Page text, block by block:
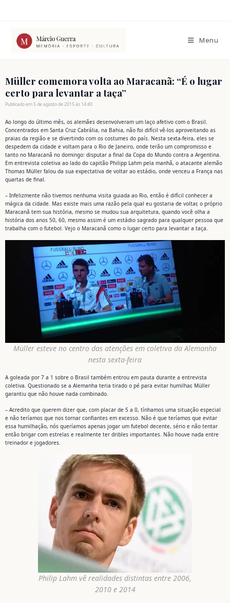
conteúdo
Menu
Müller comemora volta ao Maracanã: “É o lugar
certo para levantar a taça”
Publicado em 5 de agosto de 2015 às 14:40
Ao longo do último mês, os alemães desenvolveram um laço afetivo com o Brasil.
Concentrados em Santa Cruz Cabrália, na Bahia, não foi difícil vê-los aproveitando as
praias da região e se divertindo com os costumes do país. Nesta sexta-feira, eles se
despedem da cidade e voltam para o Rio de Janeiro, onde terão um compromisso e
tanto no Maracanã no domingo: disputar a final da Copa do Mundo contra a Argentina.
Em entrevista coletiva ao lado do capitão Philipp Lahm pela manhã, o atacante alemão
Thomas Müller falou da sua expectativa de voltar ao estádio, onde venceu a França nas
quartas de final.
– Infelizmente não tivemos nenhuma visita guiada ao Rio, então é difícil conhecer a
mágica da cidade. Mas existe mais uma razão pela qual eu gostaria de voltar, o próprio
Maracanã tem sua história, mesmo se mudou sua arquitetura, quando você olha a
história dos anos 50, 60, mesmo assim é um estádio sagrado para qualquer pessoa que
trabalha com o futebol. Vejo o Maracanã como o lugar certo para levantar a taça.
Müller esteve no centro das atenções em coletiva da Alemanha
nesta sexta-feira
A goleada por 7 a 1 sobre o Brasil também entrou em pauta durante a entrevista
coletiva. Questionado se a Alemanha teria tirado o pé para evitar humilhar, Müller
garantiu que não houve nada combinado.
– Acredito que querem dizer que, com placar de 5 a 0, tínhamos uma situação especial
e não teríamos que nos tornar confiantes em excesso. Não é que teríamos que evitar
essa humilhação, nós queríamos apenas jogar um futebol decente, sério e não tentar
então brigar com estrelas e realmente ter dribles importantes. Não houve nada entre
treinador e jogadores.
Philip Lahm vê realidades distintas entre 2006,
2010 e 2014